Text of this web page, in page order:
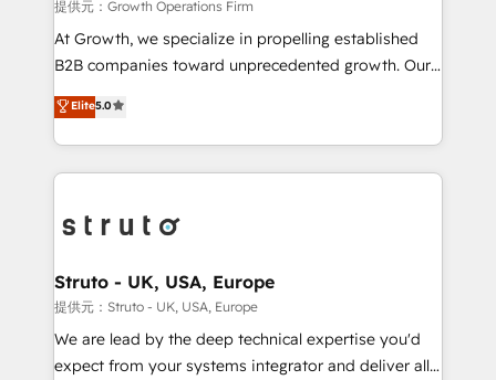
marketing automation, and revenue operations. 🤝
Custom Solutions: From onboarding and
HubSpot with your business needs. 🌟 Proven
Results: We’ve helped businesses of all sizes
Packages: Choose ongoing support or project-based
solutions. We offer service packages designed to fit
提供元：Growth Operations Firm
At Growth, we specialize in propelling established
B2B companies toward unprecedented growth. Our
focus is on fine-tuning and enhancing your growth,
sales, and marketing operations. Unlike conventional
marketing agencies, we dive deep into the
operational aspects of your business, ensuring that
functioning optimally. With our expertise in leading
wealth of knowledge and experience to the table.
Our strategies are tailored to your business's unique
needs, ensuring a personalized approach that aligns
with your growth objectives.
Elite5.0
Struto - UK, USA, Europe
提供元：Struto - UK, USA, Europe
We are lead by the deep technical expertise you'd
expect from your systems integrator and deliver all